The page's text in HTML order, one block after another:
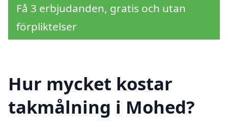
Få 3 erbjudanden, gratis och utan
förpliktelser
Hur mycket kostar
takmålning i Mohed?